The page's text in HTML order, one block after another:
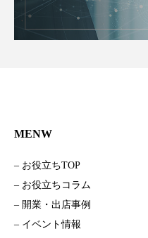
MENW
– お役立ちTOP
– お役立ちコラム
– 開業・出店事例
– イベント情報